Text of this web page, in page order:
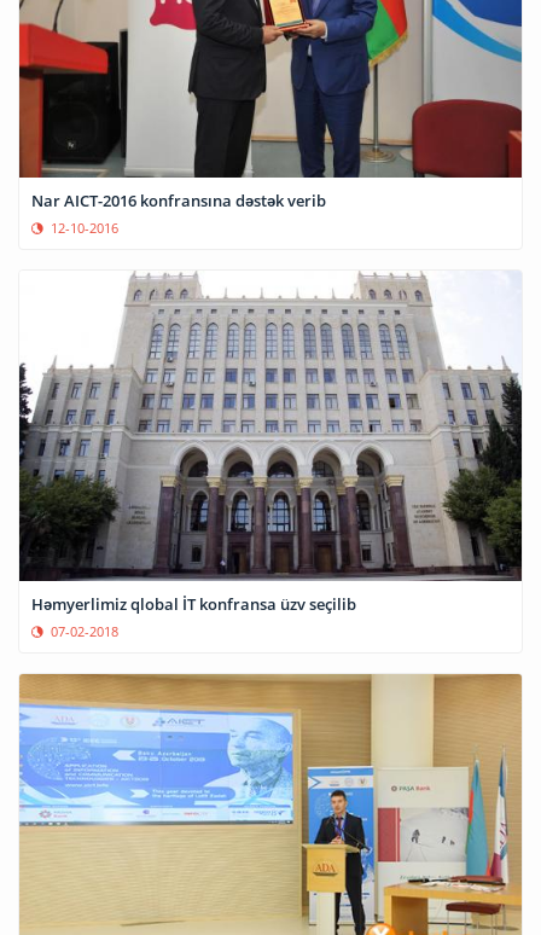
Nar AICT-2016 konfransına dəstək verib
12-10-2016
Həmyerlimiz qlobal İT konfransa üzv seçilib
07-02-2018